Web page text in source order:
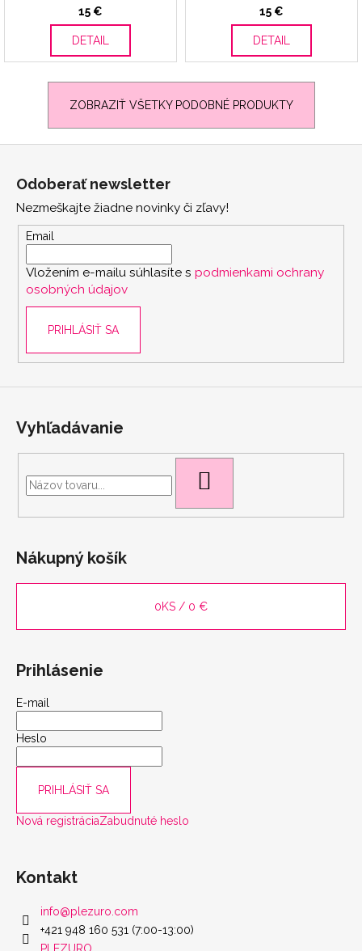
15 €
DETAIL
15 €
DETAIL
ZOBRAZIŤ VŠETKY PODOBNÉ PRODUKTY
Odoberať newsletter
Nezmeškajte žiadne novinky či zľavy!
Email
Vložením e-mailu súhlasíte s podmienkami ochrany
osobných údajov
PRIHLÁSIŤ SA
Vyhľadávanie
Nákupný košík
0KS / 0 €
Prihlásenie
E-mail
Heslo
PRIHLÁSIŤ SA
Nová registráciaZabudnuté heslo
Kontakt
info@plezuro.com
+421 948 160 531 (7:00-13:00)